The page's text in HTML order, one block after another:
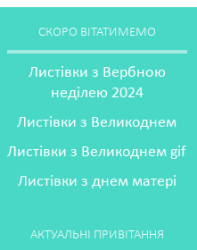
СКОРО ВІТАТИМЕМО
Листівки з Вербною
неділею 2024
Листівки з Великоднем
Листівки з Великоднем gif
Листівки з днем матері
АКТУАЛЬНІ ПРИВІТАННЯ